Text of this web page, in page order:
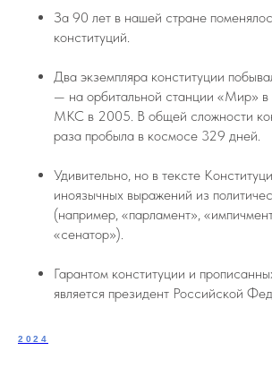
За 90 лет в нашей стране
конституций.
Два экземпляра конституции
— на орбитальной станции «Мир» в
МКС в 2005. В общей сложности
раза пробыла в космосе 329 дней.
Удивительно, но в тексте
иноязычных выражений из
(например, «парламент»,
«сенатор»).
Гарантом конституции и
является президент Российской
2024